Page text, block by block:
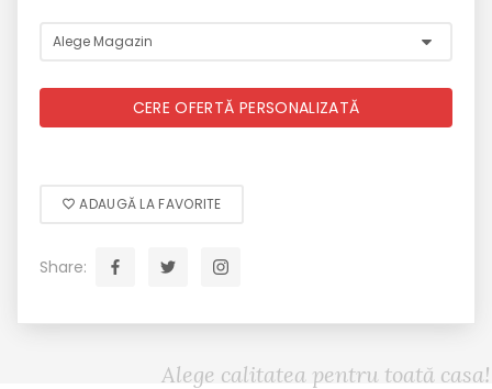
CERE OFERTĂ PERSONALIZATĂ
ADAUGĂ LA FAVORITE
Share:
Alege calitatea pentru toată casa!